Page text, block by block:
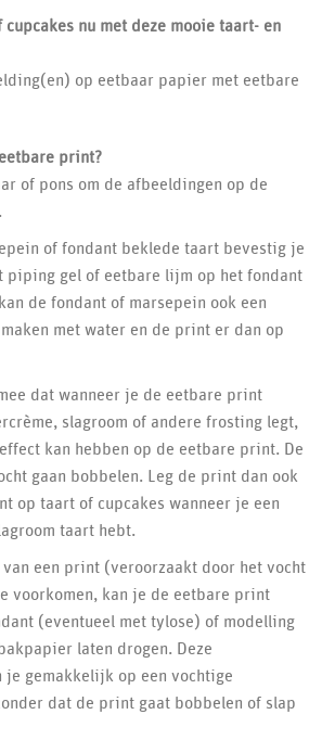
nu met deze mooie taart- en
op eetbaar papier met eetbare
print?
of pons om de afbeeldingen op de
of fondant beklede taart bevestig je
piping gel of eetbare lijm op het fondant
de fondant of marsepein ook een
met water en de print er dan op
dat wanneer je de eetbare print
slagroom of andere frosting legt,
kan hebben op de eetbare print. De
gaan bobbelen. Leg de print dan ook
op taart of cupcakes wanneer je een
taart hebt.
van een print (veroorzaakt door het vocht
voorkomen, kan je de eetbare print
(eventueel met tylose) of modelling
laten drogen. Deze
je gemakkelijk op een vochtige
dat de print gaat bobbelen of slap